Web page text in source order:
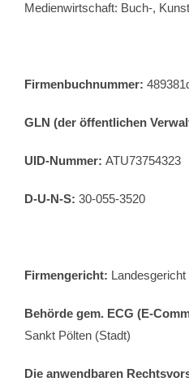
Medienwirtschaft: Buch-,
Firmenbuchnummer:
GLN (der öffentlichen
UID-Nummer: ATU73754323
D-U-N-S: 30-055-3520
Firmengericht:
Behörde gem. ECG (E-
Sankt Pölten (Stadt)
Die anwendbaren